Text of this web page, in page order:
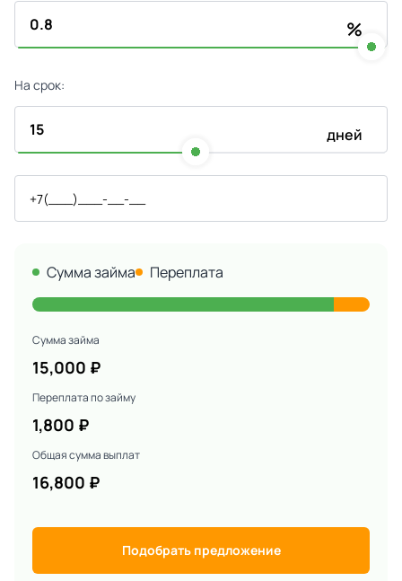
%
На срок:
дней
Сумма займа Переплата
Сумма займа
15,000 ₽
Переплата по займу
1,800 ₽
Общая сумма выплат
16,800 ₽
Подобрать предложение